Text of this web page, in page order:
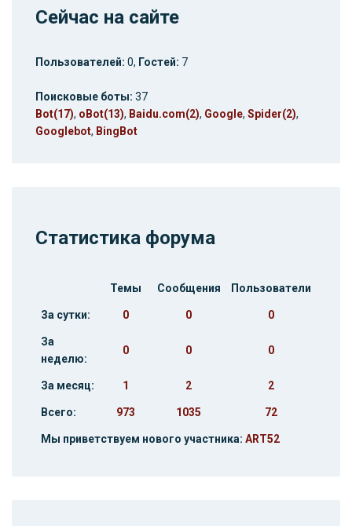
Сейчас на сайте
Пользователей: 0, Гостей: 7
Поисковые боты: 37
Bot(17), oBot(13), Baidu.com(2), Google, Spider(2),
Googlebot, BingBot
Статистика форума
Темы Сообщения Пользователи
За сутки: 0 0 0
За
неделю:
0 0 0
За месяц: 1 2 2
Всего: 973 1035 72
Мы приветствуем нового участника: ART52